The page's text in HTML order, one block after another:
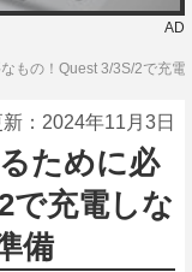
AD
もの！Quest 3/3S/2で充
： 2024年11月3日
ために必
で充電しな
備